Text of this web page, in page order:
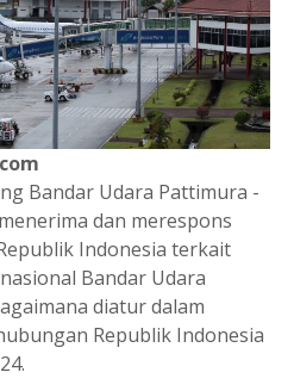
Bandar Udara Pattimura -
dan merespons
Indonesia terkait
Bandar Udara
diatur dalam
Republik Indonesia